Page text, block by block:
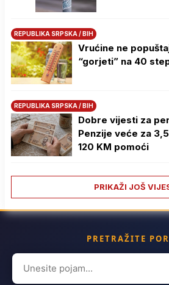
REPUBLIKA SRPSKA / BIH
Vrućine ne
“gorjeti” na 40
REPUBLIKA SRPSKA / BIH
Dobre vijesti za
Penzije veće za
120 KM pomoći
PRIKAŽI JOŠ
PRETRAŽITE
Search
for: